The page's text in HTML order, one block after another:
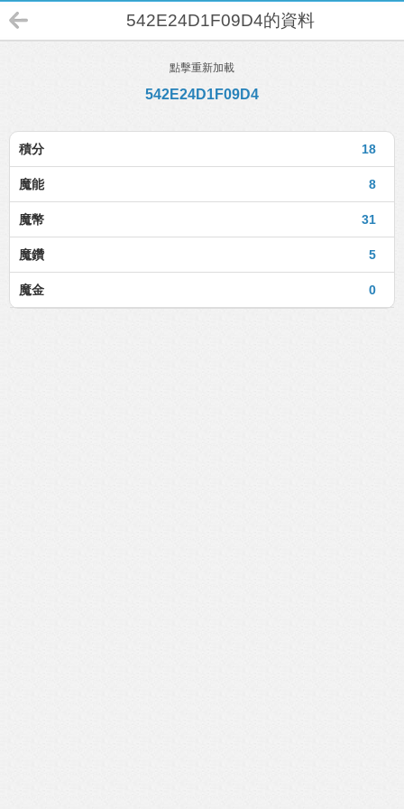
542E24D1F09D4的資料
點擊重新加載
542E24D1F09D4
18
積分
8
魔能
31
魔幣
5
魔鑽
0
魔金